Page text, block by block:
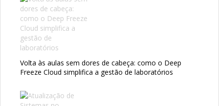
Volta às aulas sem dores de cabeça: como o Deep
Freeze Cloud simplifica a gestão de laboratórios